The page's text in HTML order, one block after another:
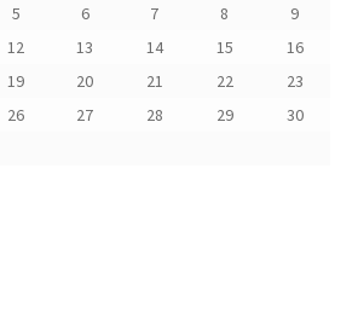
5 6 7 8
9
12 13 14 15
16
19 20 21 22
23
26 27 28 29
30